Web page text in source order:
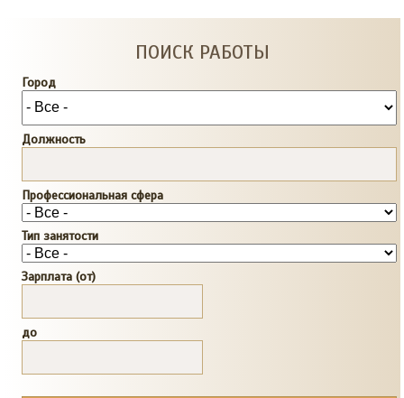
ПОИСК РАБОТЫ
Город
Должность
Профессиональная сфера
Тип занятости
Зарплата (от)
до